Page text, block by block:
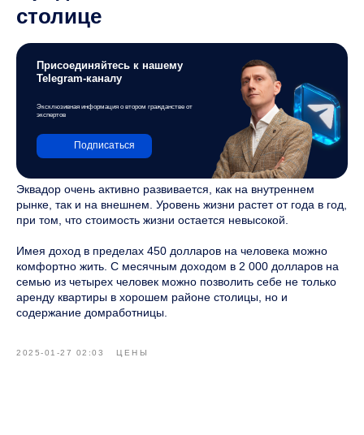
столице
Присоединяйтесь к нашему
Telegram-каналу
Эксклюзивная информация о втором гражданстве от
экспертов
Подписаться
Эквадор очень активно развивается, как на внутреннем
рынке, так и на внешнем. Уровень жизни растет от года в год,
при том, что стоимость жизни остается невысокой.
Имея доход в пределах 450 долларов на человека можно
комфортно жить. С месячным доходом в 2 000 долларов на
семью из четырех человек можно позволить себе не только
аренду квартиры в хорошем районе столицы, но и
содержание домработницы.
2025-01-27 02:03 ЦЕНЫ